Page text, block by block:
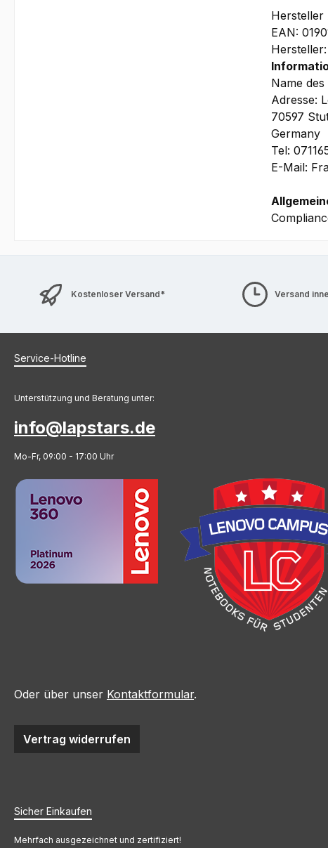
Hersteller
EAN:
Name
Adresse:
70597
Germany
Tel:
E-Mail:
Kostenloser Versand* Versand
Service-Hotline
Unterstützung und Beratung unter:
info@lapstars.de
Mo-Fr, 09:00 - 17:00 Uhr
Oder über unser Kontaktformular.
Vertrag widerrufen
Sicher Einkaufen
Mehrfach ausgezeichnet und zertifiziert!